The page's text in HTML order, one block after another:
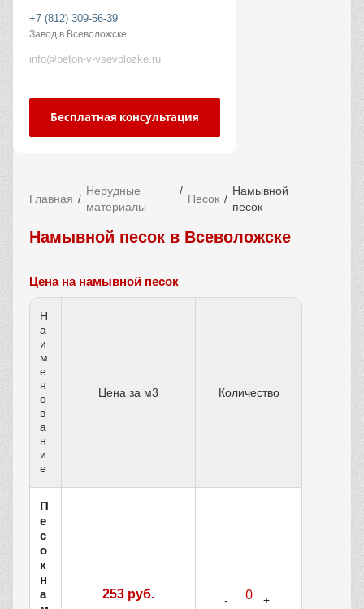
+7 (812) 309-56-39
Завод в Всеволожске
info@beton-v-vsevolozke.ru
Бесплатная консультация
Главная
Нерудные
материалы
Песок
Намывной
песок
Намывной песок в Всеволожске
Цена на намывной песок
Н
а
и
м
е
н
о
в
а
н
и
е
Цена за м3 Количество
П
е
с
о
к
н
а
253 руб.